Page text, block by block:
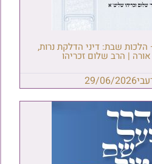
'מנחת שלום' 11 – הלכות שבת: דיני הדלקת נרות,
| הרב שלום זכריהו
29/06/2026